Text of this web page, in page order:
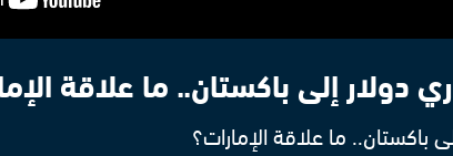
دولار إلى باكستان.. ما علاقة
باكستان.. ما علاقة الإمارات؟